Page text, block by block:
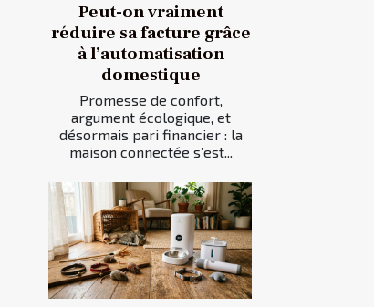
Peut-on vraiment
réduire sa facture grâce
à l’automatisation
domestique
Promesse de confort,
argument écologique, et
désormais pari financier : la
maison connectée s’est...